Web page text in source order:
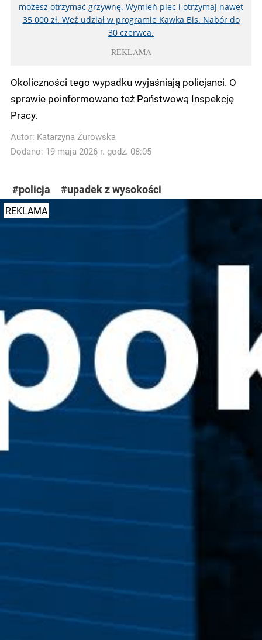
możesz otrzymać grzywnę. Wymień piec i otrzymaj nawet
35 000 zł. Weź udział w programie Kawka Bis. Nabór do
30 czerwca.
REKLAMA
Okoliczności tego wypadku wyjaśniają policjanci. O
sprawie poinformowano też Państwową Inspekcję
Pracy.
Autor: Katarzyna Żurowska
Dodano: 19 maja 2026 r. godz. 08:05
#policja #upadek z wysokości
REKLAMA